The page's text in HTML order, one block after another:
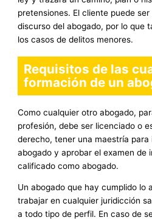
pretensiones. El cliente puede
discurso del abogado, por lo que
los casos de delitos menores.
Requisitos de las
formación de un
Como cualquier otro abogado,
profesión, debe ser licenciado o
derecho, tener una maestría
abogado y aprobar el examen de
calificado como abogado.
Un abogado que hay cumplido lo
trabajar en cualquier juridicción
a todo tipo de perfil. En caso de